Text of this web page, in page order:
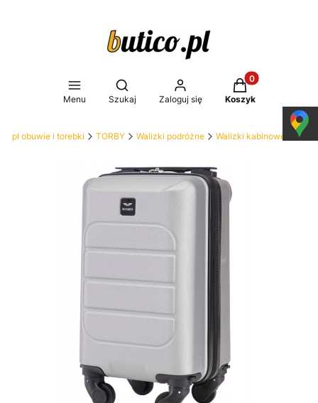
Menu
Otwórz wyszukiwarkę
Szukaj Zaloguj się
Produkty w
Koszyk
obuwie i torebki TORBY Walizki podróżne Walizki kabinowe małe